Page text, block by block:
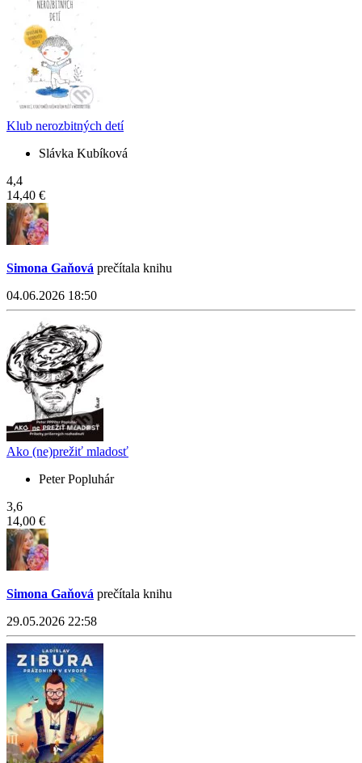
Klub nerozbitných detí
Slávka Kubíková
4,4
14,40 €
Simona Gaňová prečítala knihu
04.06.2026 18:50
Ako (ne)prežiť mladosť
Peter Popluhár
3,6
14,00 €
Simona Gaňová prečítala knihu
29.05.2026 22:58